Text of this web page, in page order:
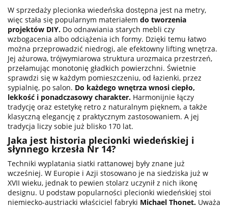
W sprzedaży plecionka wiedeńska dostępna jest na metry,
więc stała się popularnym materiałem do tworzenia
projektów DIY. Do odnawiania starych mebli czy
wzbogacenia albo odciążenia ich formy. Dzięki temu łatwo
można przeprowadzić niedrogi, ale efektowny lifting wnętrza.
Jej ażurowa, trójwymiarowa struktura urozmaica przestrzeń,
przełamując monotonię gładkich powierzchni. Świetnie
sprawdzi się w każdym pomieszczeniu, od łazienki, przez
sypialnię, po salon. Do każdego wnętrza wnosi ciepło,
lekkość i ponadczasowy charakter. Harmonijnie łączy
tradycję oraz estetykę retro z naturalnym pięknem, a także
klasyczną elegancję z praktycznym zastosowaniem. A jej
tradycja liczy sobie już blisko 170 lat.
Jaka jest historia plecionki wiedeńskiej i
słynnego krzesła Nr 14?
Techniki wyplatania siatki rattanowej były znane już
wcześniej. W Europie i Azji stosowano je na siedziska już w
XVII wieku, jednak to pewien stolarz uczynił z nich ikonę
designu. U podstaw popularności plecionki wiedeńskiej stoi
niemiecko-austriacki właściciel fabryki Michael Thonet. Uważa